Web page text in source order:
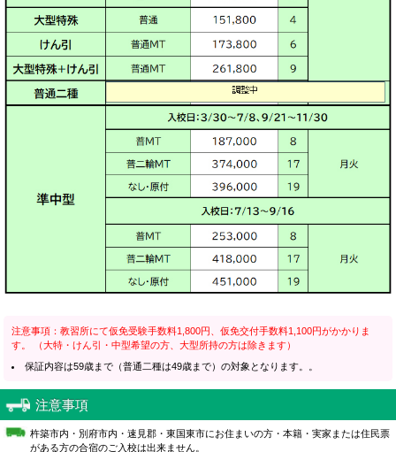
注意事項：教習所にて仮免受験手数料1,800円、仮免交付手数料1,100円がかかりま
す。 （大特・けん引・中型希望の方、大型所持の方は除きます）
保証内容は59歳まで（普通二種は49歳まで）の対象となります。。
注意事項
杵築市内・別府市内・速見郡・東国東市にお住まいの方・本籍・実家または住民票
がある方の合宿のご入校は出来ません。